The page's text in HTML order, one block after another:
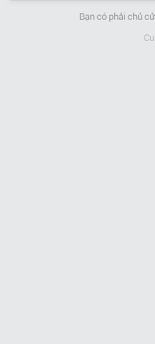
Bạn có phải chủ